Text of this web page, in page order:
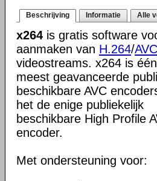
Beschrijving Informatie Alle
x264 is gratis software
aanmaken van H.264/AVC
videostreams. x264 is
meest geavanceerde
beschikbare AVC
het de enige publiekelijk
beschikbare High Profile
encoder.
Met ondersteuning voor: